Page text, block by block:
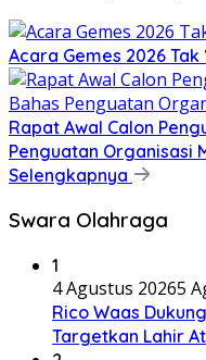
Acara Gemes 2026 Tak
Rapat Awal Calon
Penguatan Organisasi
Selengkapnya
Swara Olahraga
1
4 Agustus 20265
Rico Waas
Targetkan Lahir